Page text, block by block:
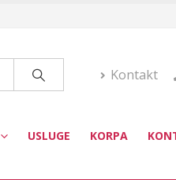
Kontakt
USLUGE KORPA